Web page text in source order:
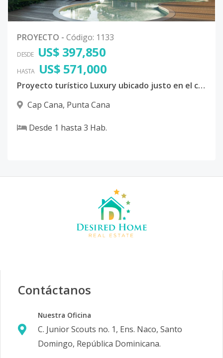
PROYECTO - Código: 1133
DESDE US$ 397,850
HASTA US$ 571,000
Proyecto turístico Luxury ubicado justo en el corazón del complejo turístico Cap Cana, uno de los más exclusivos de toda la República Dominicana.
Cap Cana, Punta Cana
Desde 1 hasta 3 Hab.
Contáctanos
Nuestra Oficina
C. Junior Scouts no. 1, Ens. Naco, Santo
Domingo, República Dominicana.